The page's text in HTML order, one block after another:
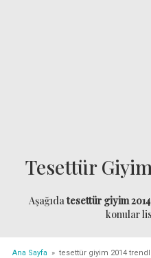
Tesettür
Aşağıdatesettür giyim
konular
Ana Sayfa » tesettür giyim 2014